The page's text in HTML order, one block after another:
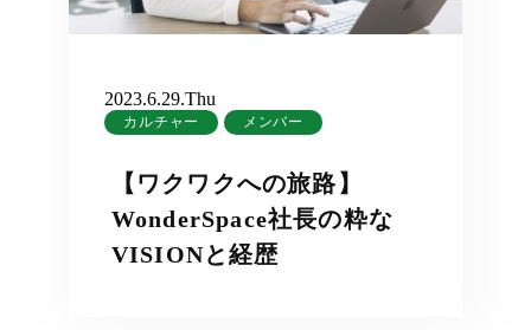
2023.6.29.Thu
カルチャー メンバー
【ワクワクへの旅路】
WonderSpace社長の粋な
VISIONと経歴